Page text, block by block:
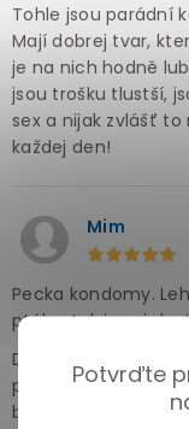
Potvrďte
Tohle jsou parádní
Mají dobrej tvar,
je na nich hodně
jsou trošku tlustší,
sex a nijak zvlášť to
každej den!
Mim
Pecka kondomy.
ptáka, tak jsou i
Dost ze mě při
prostaty, takže je
boží pak.